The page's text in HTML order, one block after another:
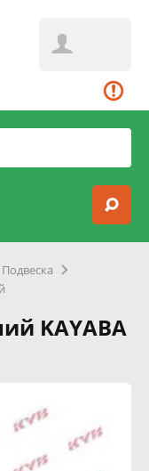
Подвеска
KAYABA